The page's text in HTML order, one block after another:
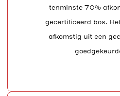
tenminste 70%
gecertificeerd bos.
afkomstig uit een